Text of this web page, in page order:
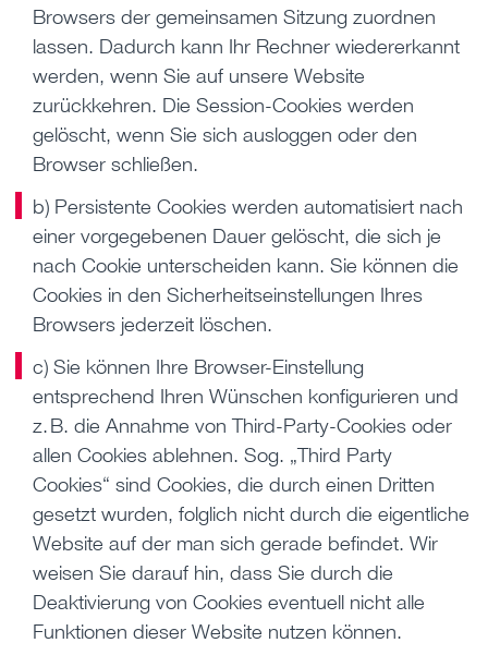
Browsers der gemeinsamen Sitzung zuordnen
lassen. Dadurch kann Ihr Rechner wiedererkannt
werden, wenn Sie auf unsere Website
zurückkehren. Die Session-Cookies werden
gelöscht, wenn Sie sich ausloggen oder den
Browser schließen.
b) Persistente Cookies werden automatisiert nach
einer vorgegebenen Dauer gelöscht, die sich je
nach Cookie unterscheiden kann. Sie können die
Cookies in den Sicherheitseinstellungen Ihres
Browsers jederzeit löschen.
c) Sie können Ihre Browser-Einstellung
entsprechend Ihren Wünschen konfigurieren und
z. B. die Annahme von Third-Party-Cookies oder
allen Cookies ablehnen. Sog. „Third Party
Cookies“ sind Cookies, die durch einen Dritten
gesetzt wurden, folglich nicht durch die eigentliche
Website auf der man sich gerade befindet. Wir
weisen Sie darauf hin, dass Sie durch die
Deaktivierung von Cookies eventuell nicht alle
Funktionen dieser Website nutzen können.